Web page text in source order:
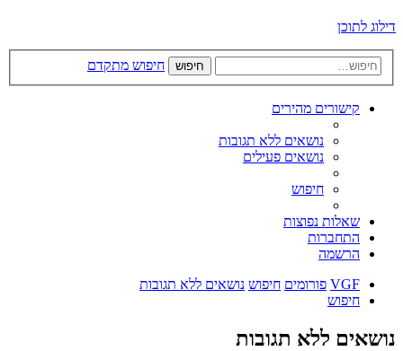
דילוג לתוכן
חיפוש חיפוש מתקדם
קישורים מהירים
נושאים ללא תגובות
נושאים פעילים
חיפוש
שאלות נפוצות
התחברות
הרשמה
VGF פורומים חיפוש נושאים ללא תגובות
חיפוש
נושאים ללא תגובות